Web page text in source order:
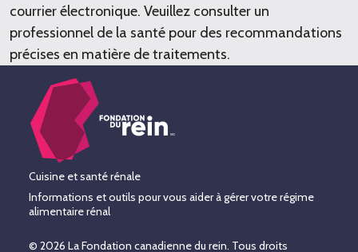
courrier électronique. Veuillez consulter un
professionnel de la santé pour des recommandations
précises en matière de traitements.
Cuisine et santé rénale
Informations et outils pour vous aider à gérer votre régime
alimentaire rénal
© 2026 La Fondation canadienne du rein. Tous droits